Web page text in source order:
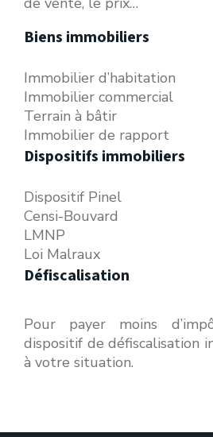
Biens immobiliers
Immobilier d’habitation
Immobilier commercial
Terrain à bâtir
Immobilier de rapport
Dispositifs immobiliers
Dispositif Pinel
Censi-Bouvard
LMNP
Loi Malraux
Défiscalisation
Pour payer moins
dispositif de défiscalisation
à votre situation.